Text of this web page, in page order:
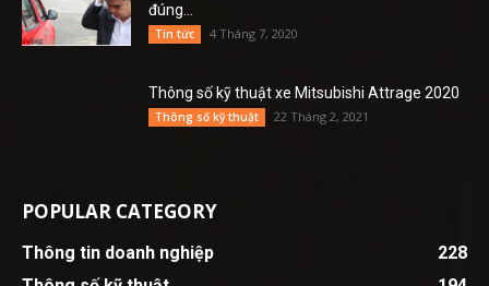
đúng...
Tin tức 4 Tháng 7, 2020
Thông số kỹ thuật xe Mitsubishi Attrage 2020
Thông số kỹ thuật 22 Tháng 2, 2021
POPULAR CATEGORY
Thông tin doanh nghiệp
228